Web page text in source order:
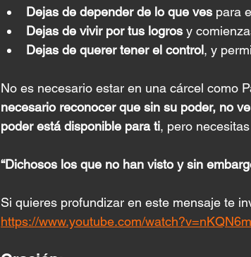
Dejas de depender de lo que ves para
Dejas de vivir por tus logros y
Dejas de querer tener el control, y
No es necesario estar en una cárcel como
necesario reconocer que sin su poder, no
poder está disponible para ti, pero
“Dichosos los que no han visto y sin
Si quieres profundizar en este mensaje te
https://www.youtube.com/